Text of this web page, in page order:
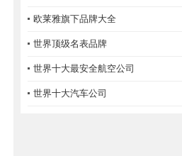
欧莱雅旗下品牌大全
世界顶级名表品牌
世界十大最安全航空公司
世界十大汽车公司